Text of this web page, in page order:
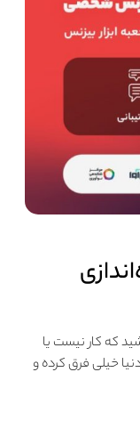
که کار نیست یا
خیلی فرق کرده و